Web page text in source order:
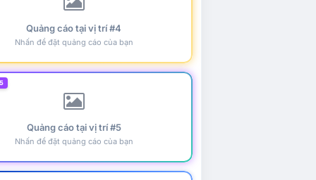
Quảng cáo tại vị trí #4
Nhấn để đặt quảng cáo của bạn
Quảng cáo tại vị trí #5
Nhấn để đặt quảng cáo của bạn